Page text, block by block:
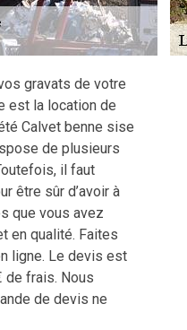
gravats de votre
est la location de
Calvet benne sise
de plusieurs
il faut
être sûr d’avoir à
que vous avez
en qualité. Faites
ligne. Le devis est
de frais. Nous
de devis ne